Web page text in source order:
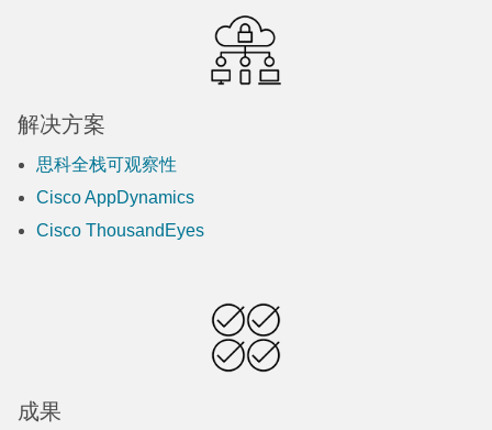
解决方案
思科全栈可观察性
Cisco AppDynamics
Cisco ThousandEyes
成果